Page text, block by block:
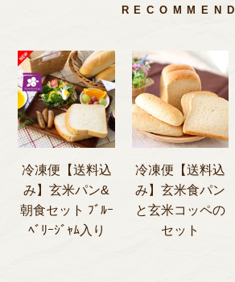
RECOMMEND
冷凍便【送料込
み】玄米パン&
朝食セット ﾌﾞﾙｰ
ﾍﾞﾘｰｼﾞｬﾑ入り
冷凍便【送料込
み】玄米食パン
と玄米コッペの
セット